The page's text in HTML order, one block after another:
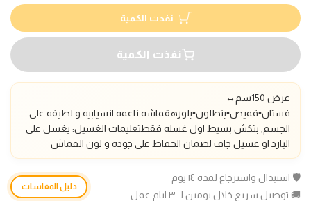
نفدت الكمية
نفذت الكمية
عرض 150سم
↔️
فستان▪️قميص▪️بنطلون▪️بلوزهقماشه ناعمه انسيابيه و لطيفه على
الجسم, بتكش بسيط اول غسله فقطتعليمات الغسيل: يغسل على
البارد او غسيل جاف لضمان الحفاظ على جودة و لون القماش
🛡️ استبدال واسترجاع لمدة ١٤ يوم
🚚 توصيل سريع خلال يومين لـ ٣ ايام عمل
دليل المقاسات